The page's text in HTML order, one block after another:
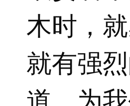
木时，
就有强